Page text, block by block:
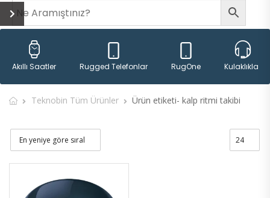
Akıllı Saatler Rugged Telefonlar RugOne Kulaklıklar
Teknobin Tüm Ürünler Ürün etiketi- kalp ritmi takibi